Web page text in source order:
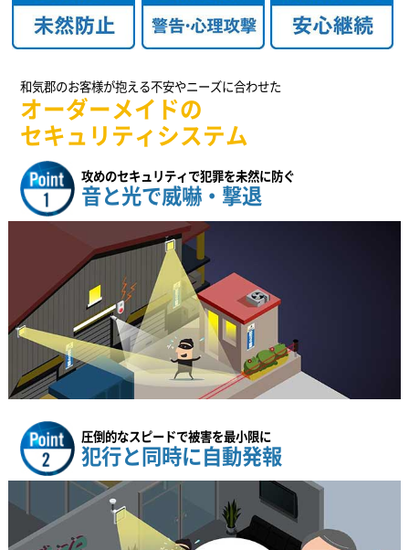
和気郡のお客様が抱える不安やニーズに合わせた
オーダーメイドの
セキュリティシステム
攻めのセキュリティで犯罪を未然に防ぐ
音と光で威嚇・撃退
圧倒的なスピードで被害を最小限に
犯行と同時に自動発報